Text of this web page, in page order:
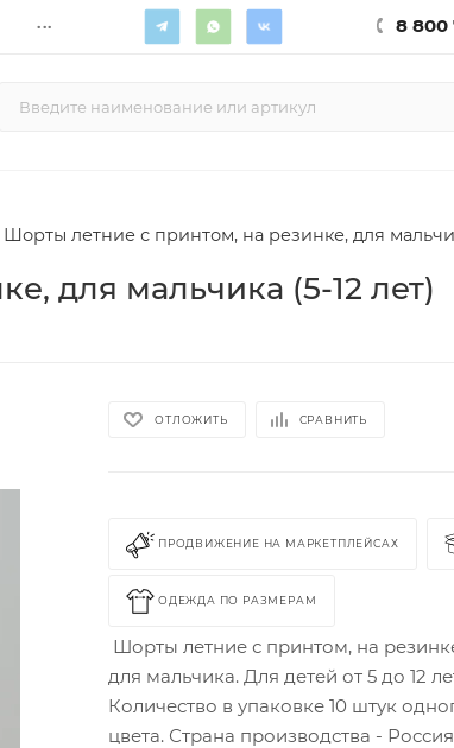
... 8 800
Шорты летние с принтом, на резинке, для
для мальчика (5-12 лет)
ОТЛОЖИТЬ СРАВНИТЬ
ПРОДВИЖЕНИЕ НА МАРКЕТПЛЕЙСАХ
ОДЕЖДА ПО РАЗМЕРАМ
Шорты летние с принтом, на
для мальчика. Для детей от 5 до 12
Количество в упаковке 10 штук
цвета. Страна производства -